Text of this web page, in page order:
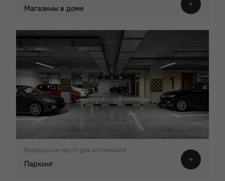
Магазины в доме
Безопасное место для автомобиля
Паркинг